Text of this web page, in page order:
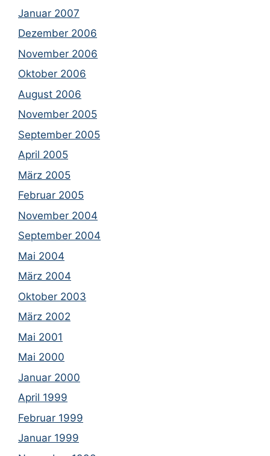
Januar 2007
Dezember 2006
November 2006
Oktober 2006
August 2006
November 2005
September 2005
April 2005
März 2005
Februar 2005
November 2004
September 2004
Mai 2004
März 2004
Oktober 2003
März 2002
Mai 2001
Mai 2000
Januar 2000
April 1999
Februar 1999
Januar 1999